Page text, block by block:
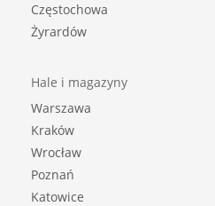
Częstochowa
Żyrardów
Hale i magazyny
Warszawa
Kraków
Wrocław
Poznań
Katowice